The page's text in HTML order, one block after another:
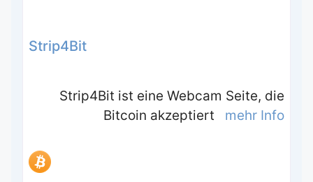
Strip4Bit
Strip4Bit ist eine Webcam Seite, die
Bitcoin akzeptiert mehr Info